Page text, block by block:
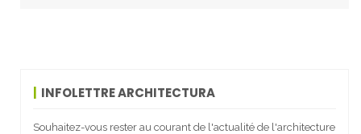
INFOLETTRE ARCHITECTURA
Souhaitez-vous rester au courant de l'actualité de l'architecture